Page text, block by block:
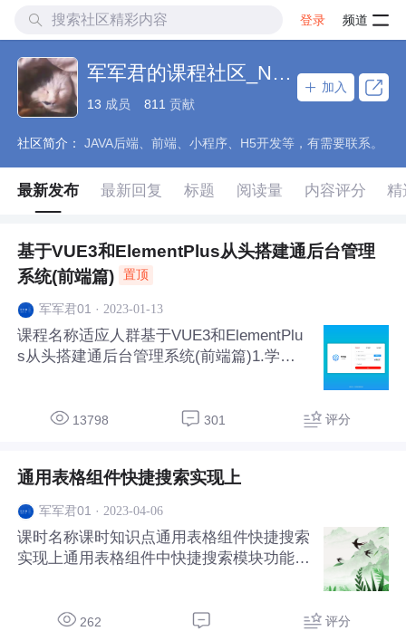
登录 频道
军军君的课程社区_NO_1
13 成员 811 贡献
加入
社区简介： JAVA后端、前端、小程序、H5开发等，有需要联系。
最新发布 最新回复 标题 阅读量 内容评分 精
基于VUE3和ElementPlus从头搭建通后台管理
系统(前端篇)
置顶
军军君01 · 2023-01-13
课程名称适应人群基于VUE3和ElementPlu
s从头搭建通后台管理系统(前端篇)1.学
用于定制开发、外包项目的人员 4.了解vu
13798 301 评分
通用表格组件快捷搜索实现上
军军君01 · 2023-04-06
课时名称课时知识点通用表格组件快捷搜索
实现上通用表格组件中快捷搜索模块功能的
262 评分